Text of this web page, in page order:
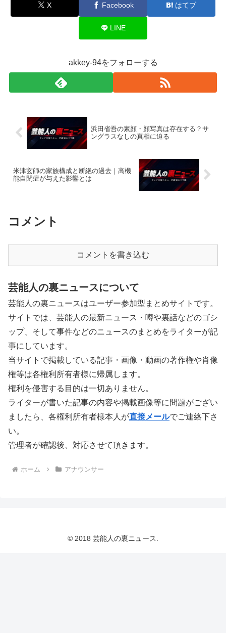
X Facebook はてブ
LINE
akkey-94をフォローする
浜田省吾の素顔・顔写真は存在する？サ
ングラスなしの真相に迫る
米津玄師の家族構成と断絶の過去｜高機
能自閉症が与えた影響とは
コメント
コメントを書き込む
芸能人の裏ニュースについて
芸能人の裏ニュースはユーザー参加型まとめサイトです。
サイトでは、芸能人の最新ニュース・噂や裏話などのゴシ
ップ、そして事件などのニュースのまとめをライターが記
事にしています。
当サイトで掲載している記事・画像・動画の著作権や肖像
権等は各権利所有者様に帰属します。
権利を侵害する目的は一切ありません。
ライターが書いた記事の内容や掲載画像等に問題がござい
ましたら、各権利所有者様本人が直接メールでご連絡下さ
い。
管理者が確認後、対応させて頂きます。
ホーム アナウンサー
© 2018 芸能人の裏ニュース.